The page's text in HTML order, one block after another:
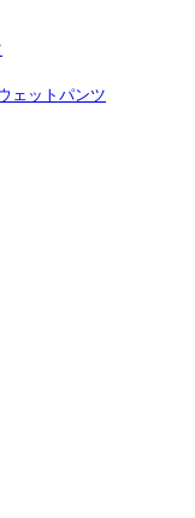
ェットパンツ